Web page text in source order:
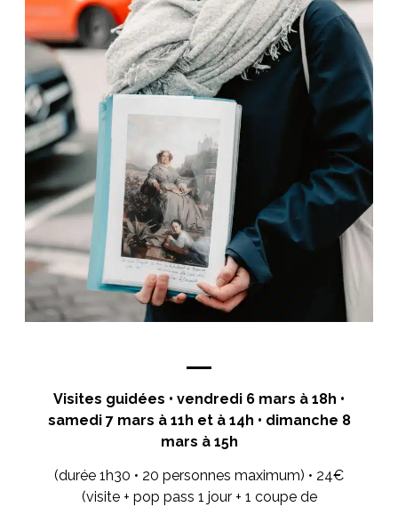
Visites guidées • vendredi 6 mars à 18h •
samedi 7 mars à 11h et à 14h • dimanche 8
mars à 15h
(durée 1h30 • 20 personnes maximum) • 24€
(visite + pop pass 1 jour + 1 coupe de